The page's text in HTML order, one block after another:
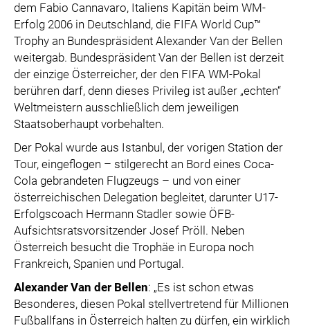
dem Fabio Cannavaro, Italiens Kapitän beim WM-
Erfolg 2006 in Deutschland, die FIFA World Cup™
Trophy an Bundespräsident Alexander Van der Bellen
weitergab. Bundespräsident Van der Bellen ist derzeit
der einzige Österreicher, der den FIFA WM-Pokal
berühren darf, denn dieses Privileg ist außer „echten“
Weltmeistern ausschließlich dem jeweiligen
Staatsoberhaupt vorbehalten.
Der Pokal wurde aus Istanbul, der vorigen Station der
Tour, eingeflogen – stilgerecht an Bord eines Coca-
Cola gebrandeten Flugzeugs – und von einer
österreichischen Delegation begleitet, darunter U17-
Erfolgscoach Hermann Stadler sowie ÖFB-
Aufsichtsratsvorsitzender Josef Pröll. Neben
Österreich besucht die Trophäe in Europa noch
Frankreich, Spanien und Portugal.
Alexander Van der Bellen: „Es ist schon etwas
Besonderes, diesen Pokal stellvertretend für Millionen
Fußballfans in Österreich halten zu dürfen, ein wirklich